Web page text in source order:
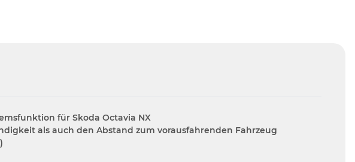
für Skoda Octavia NX
als auch den Abstand zum vorausfahrenden Fahrzeug